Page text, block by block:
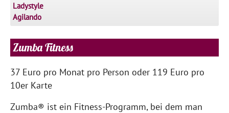
Ladystyle
Agilando
Zumba Fitness
37 Euro pro Monat pro Person oder 119 Euro pro
10er Karte
Zumba® ist ein Fitness-Programm, bei dem man